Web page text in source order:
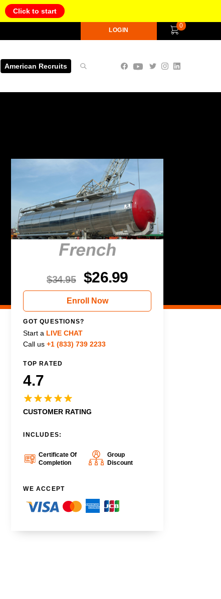
Click to start
LOGIN
0
American Recruits
$34.95 $26.99
Enroll Now
GOT QUESTIONS?
Start a LIVE CHAT
Call us +1 (833) 739 2233
TOP RATED
4.7
CUSTOMER RATING
INCLUDES:
Certificate Of
Completion
Group
Discount
WE ACCEPT